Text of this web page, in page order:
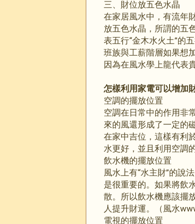
三、財位放五色水晶
在家居風水中，有流年
放五色水晶，所謂的五
表五行“金木水火土”的
班族與工薪階層如果想
因為在風水學上龍代表
怎樣利用家電可以增加
空調的擺放位置
空調在日常中的作用非
來的風還形成了一定的
在家中吉位，這樣有利
水更好，並且利用空調
飲水機的擺放位置
風水上有“水主財”的說
是很重要的。如果將飲
散。所以飲水機應該擺
人提升財運。（風水
電視的擺放位置